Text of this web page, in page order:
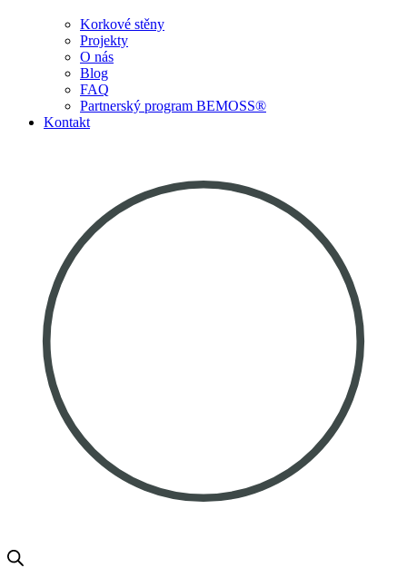
Korkové stěny
Projekty
O nás
Blog
FAQ
Partnerský program BEMOSS®
Kontakt